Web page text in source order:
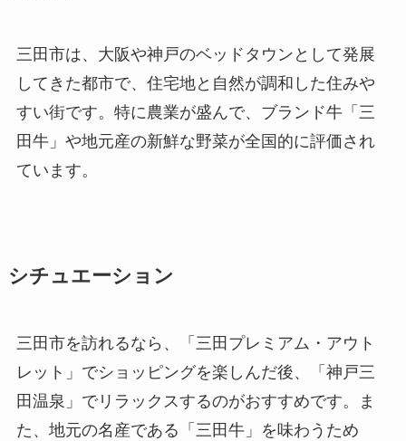
三田市は、大阪や神戸のベッドタウンとして発展
してきた都市で、住宅地と自然が調和した住みや
すい街です。特に農業が盛んで、ブランド牛「三
田牛」や地元産の新鮮な野菜が全国的に評価され
ています。
シチュエーション
三田市を訪れるなら、「三田プレミアム・アウト
レット」でショッピングを楽しんだ後、「神戸三
田温泉」でリラックスするのがおすすめです。ま
た、地元の名産である「三田牛」を味わうため